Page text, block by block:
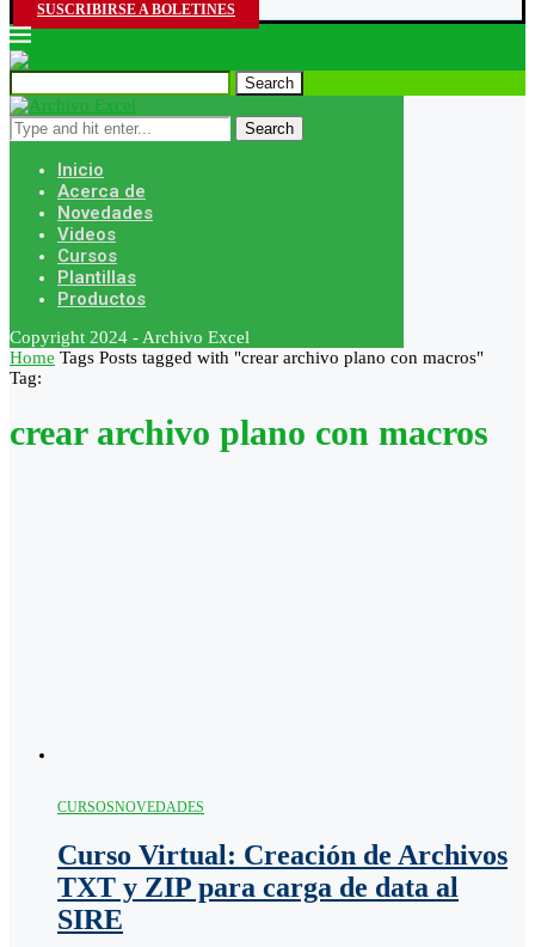
SUSCRIBIRSE A BOLETINES
Search
Search
Inicio
Acerca de
Novedades
Videos
Cursos
Plantillas
Productos
Copyright 2024 - Archivo Excel
Home Tags Posts tagged with "crear archivo plano con macros"
Tag:
crear archivo plano con macros
CURSOSNOVEDADES
Curso Virtual: Creación de Archivos
TXT y ZIP para carga de data al
SIRE